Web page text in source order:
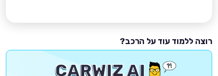
רוצה ללמוד עוד על הרכב?